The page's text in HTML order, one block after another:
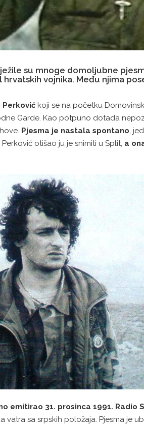
su mnoge domoljubne
vojnika. Među njima
Perković koji se na početku
Garde. Kao potpuno dotada
Pjesma je nastala spontano,
otišao ju je snimiti u Split, a
emitirao 31. prosinca 1991. Radio
sa srpskih položaja. Pjesma je